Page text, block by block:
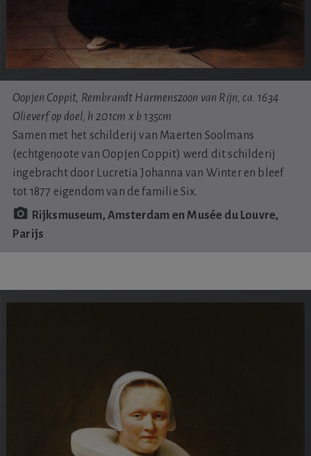
Oopjen Coppit, Rembrandt Harmenszoon van Rijn, ca. 1634
Olieverf op doel, h 201cm x b 135cm
Samen met het schilderij van Maerten Soolmans
(echtgenoote van Oopjen Coppit) werd dit schilderij
ingebracht door Lucretia Johanna van Winter en bleef
tot 1877 eigendom van de familie Six.
Rijksmuseum, Amsterdam en Musée du Louvre,
Parijs